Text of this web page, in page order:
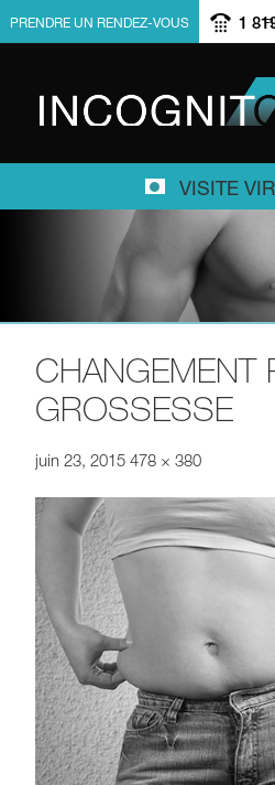
PRENDRE UN RENDEZ-VOUS 1
VISITE
CHANGEMENT
GROSSESSE
juin 23, 2015 478 × 380